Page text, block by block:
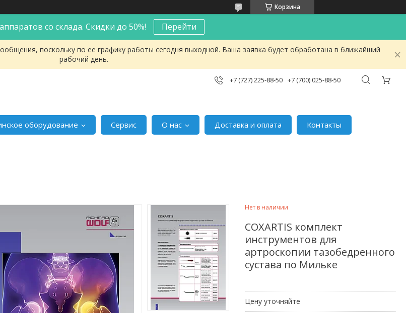
Корзина
со склада. Скидки до 50%! Перейти
поскольку по ее графику работы сегодня выходной. Ваша заявка будет обработана в ближайший
рабочий день.
+7 (727) 225-88-50 +7 (700) 025-88-50
оборудование Сервис О нас Доставка и оплата
Контакты
Нет в наличии
COXARTIS комплект
инструментов для
артроскопии тазобедренного
сустава по Мильке
Цену уточняйте